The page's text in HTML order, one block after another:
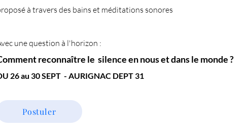
à travers des bains et méditations sonores
une question à l'horizon :
reconnaître le silence en nous et dans le monde ?
26 au 30 SEPT - AURIGNAC DEPT 31
Postuler